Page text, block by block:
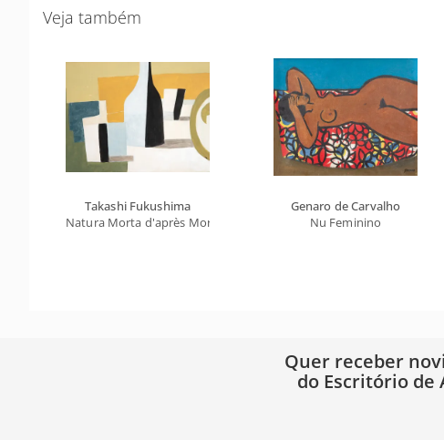
Veja também
Takashi Fukushima
Natura Morta d'après Morandi
Genaro de Carvalho
Nu Feminino
Quer receber
do Escritório de